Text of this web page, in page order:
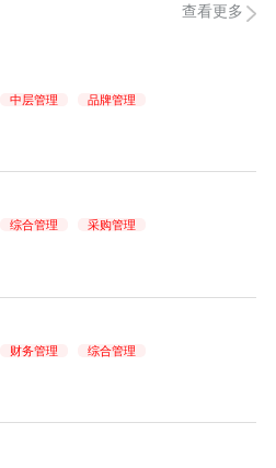
查看更多
中层管理 品牌管理
综合管理 采购管理
财务管理 综合管理